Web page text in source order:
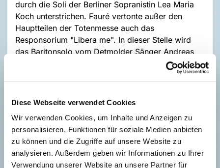
Diese Webseite verwendet Cookies
Wir verwenden Cookies, um Inhalte und Anzeigen zu
personalisieren, Funktionen für soziale Medien anbieten
zu können und die Zugriffe auf unsere Website zu
analysieren. Außerdem geben wir Informationen zu Ihrer
Verwendung unserer Website an unsere Partner für
durch die Soli der Berliner Sopranistin Lea Maria
Koch unterstrichen. Fauré vertonte außer den
Hauptteilen der Totenmesse auch das
Responsorium "Libera me". In dieser Stelle wird
das Baritonsolo vom Detmolder Sänger Andreas
Elias Post gesungen. Fauré sagte selbst an einer
Stelle: „Man hat gesagt, mein Requiem drücke
ein Wiegenlied des Todes genannt. Doch so
Sehnsucht nach dem Glück des Jenseits, eher
denn als schmerzhaften Übergang.“
Im Anschluss an das Requiem erklingt das
berühmte Adagio aus Wolfgang Amadeus Mozarts